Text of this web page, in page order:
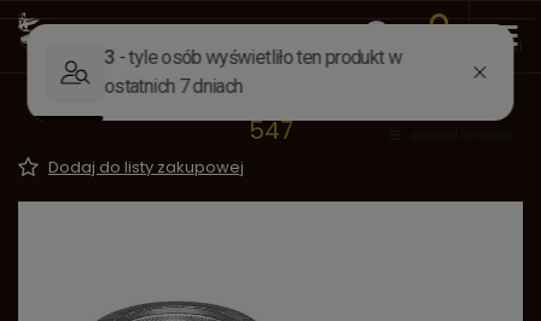
Strona główna Akcesoria Akcesoria strzeleckie
Końcówka smarowniczki .540 USA 495-
547
Dodaj do listy zakupowej